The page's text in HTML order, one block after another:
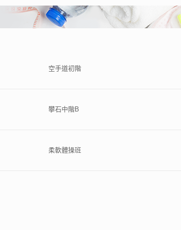
空手道初階
攀石中階B
柔軟體操班